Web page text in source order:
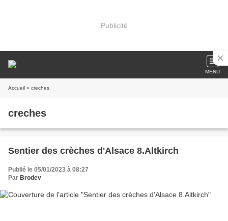
Publicité
MENU
Accueil » creches
creches
Sentier des crèches d'Alsace 8.Altkirch
Publié le 05/01/2023 à 08:27
Par Brodev